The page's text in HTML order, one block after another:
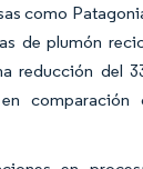
como
de plumón
reducción del
comparación